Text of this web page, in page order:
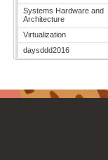
Systems Hardware and
Architecture
Virtualization
daysddd2016